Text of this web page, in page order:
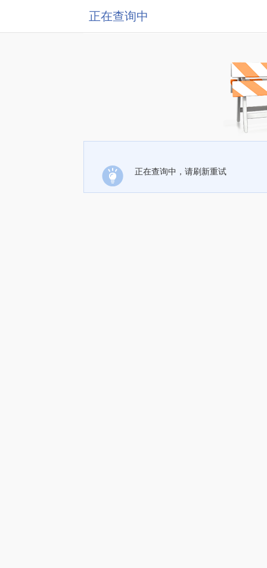
正在查询中
正在查询中，请刷新重试